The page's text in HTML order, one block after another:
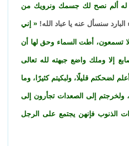
له ألم نصح لك جسمك ونرويك من
البارد سنسأل عنه يا عباد الله! إني
تسمعون، أطت السماء وحق لها أن
إلا وملك واضع جبهته لله تعالى
لضحكتم قليلًا، ولبكيتم كثيرًا، وما
ولخرجتم إلى الصعدات تجأرون إلى
الذنوب فإنهن يجتمع على الرجل